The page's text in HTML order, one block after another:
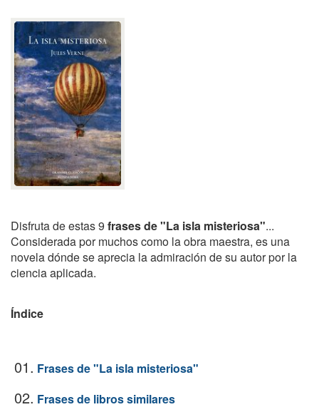
Disfruta de estas 9 frases de "La isla misteriosa"...
Considerada por muchos como la obra maestra, es una
novela dónde se aprecia la admiración de su autor por la
ciencia aplicada.
Índice
01. Frases de "La isla misteriosa"
02. Frases de libros similares